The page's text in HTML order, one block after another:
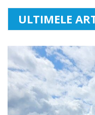
ULTIMELE